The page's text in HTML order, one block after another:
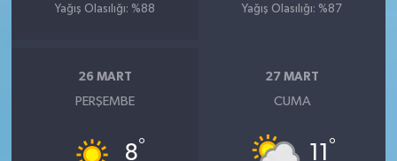
Yağış Olasılığı: %88
Yağış Olasılığı: %87
26 MART
PERŞEMBE
8°
27 MART
CUMA
11 °